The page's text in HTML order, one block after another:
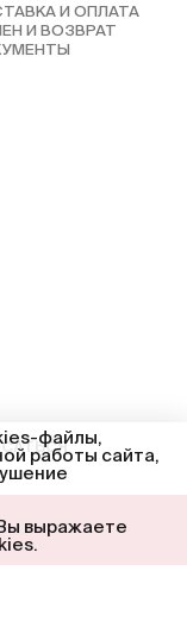
И ОПЛАТА
И ВОЗВРАТ
файлы,
работы сайта,
выражаете